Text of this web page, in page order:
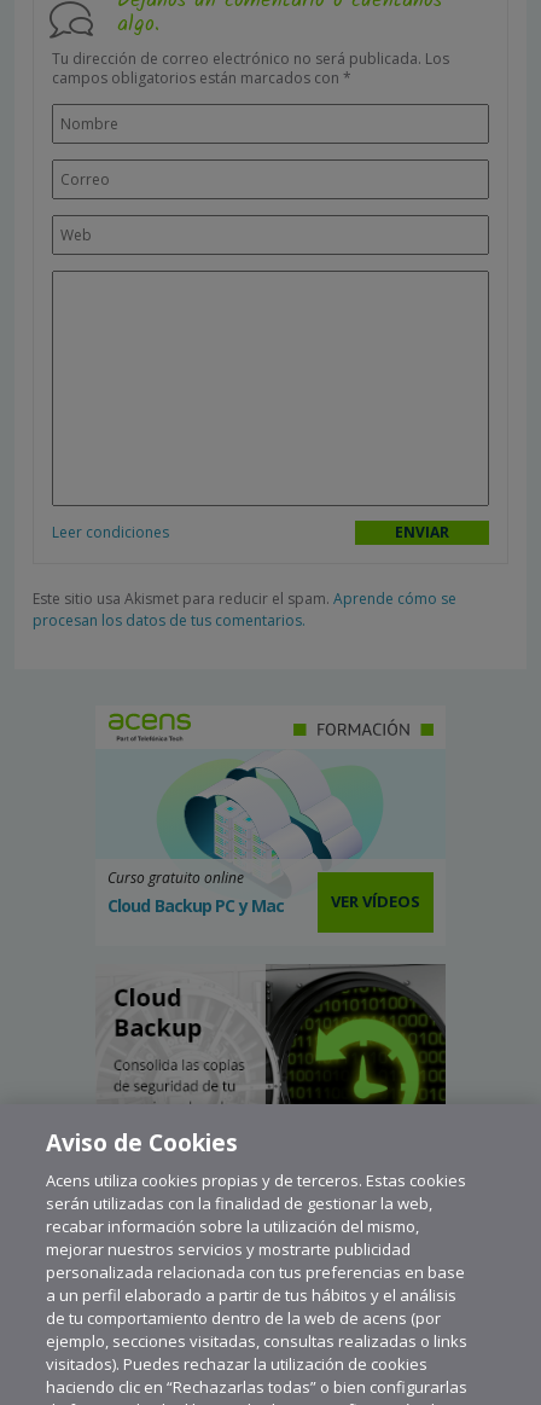
algo.
Tu dirección de correo electrónico no será publicada. Los
campos obligatorios están marcados con *
Leer condiciones
Este sitio usa Akismet para reducir el spam. Aprende cómo se
procesan los datos de tus comentarios.
Curso gratuito online
Cloud Backup PC y Mac VER VÍDEOS
Aviso de Cookies
Acens utiliza cookies propias y de terceros. Estas cookies
serán utilizadas con la finalidad de gestionar la web,
recabar información sobre la utilización del mismo,
mejorar nuestros servicios y mostrarte publicidad
personalizada relacionada con tus preferencias en base
a un perfil elaborado a partir de tus hábitos y el análisis
de tu comportamiento dentro de la web de acens (por
ejemplo, secciones visitadas, consultas realizadas o links
visitados). Puedes rechazar la utilización de cookies
haciendo clic en “Rechazarlas todas” o bien configurarlas